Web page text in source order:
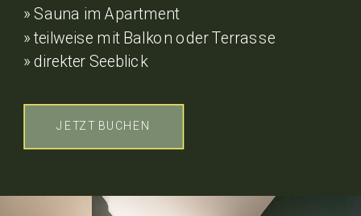
» Sauna im Apartment
» teilweise mit Balkon oder Terrasse
» direkter Seeblick
JETZT BUCHEN